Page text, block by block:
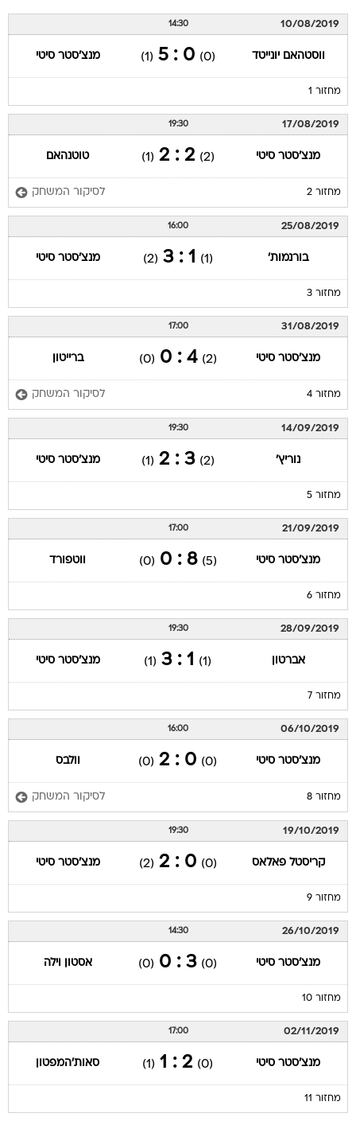
10/08/2019
14:30
ווסטהאם יונייטד (0)
0 : 5
(1) מנצ'סטר סיטי
מחזור 1
17/08/2019
19:30
מנצ'סטר סיטי (2)
2 : 2
(1) טוטנהאם
מחזור 2 לסיקור המשחק
25/08/2019
16:00
בורנמות' (1)
1 : 3
(2) מנצ'סטר סיטי
מחזור 3
31/08/2019
17:00
מנצ'סטר סיטי (2)
4 : 0
(0) ברייטון
מחזור 4 לסיקור המשחק
14/09/2019
19:30
נוריץ' (2)
3 : 2
(1) מנצ'סטר סיטי
מחזור 5
21/09/2019
17:00
מנצ'סטר סיטי (5)
8 : 0
(0) ווטפורד
מחזור 6
28/09/2019
19:30
אברטון (1)
1 : 3
(1) מנצ'סטר סיטי
מחזור 7
06/10/2019
16:00
מנצ'סטר סיטי (0)
0 : 2
(0) וולבס
מחזור 8 לסיקור המשחק
19/10/2019
19:30
קריסטל פאלאס (0)
0 : 2
(2) מנצ'סטר סיטי
מחזור 9
26/10/2019
14:30
מנצ'סטר סיטי (0)
3 : 0
(0) אסטון וילה
מחזור 10
02/11/2019
17:00
מנצ'סטר סיטי (0)
2 : 1
(1) סאות'המפטון
מחזור 11